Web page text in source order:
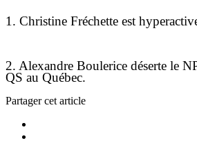
1. Christine Fréchette est
2. Alexandre Boulerice déserte le
QS au Québec.
Partager cet article